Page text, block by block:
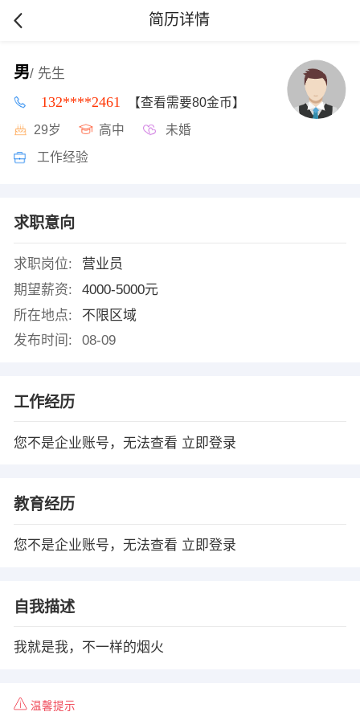
简历详情
男/ 先生
132****2461 【查看需要80金币】
29岁 高中 未婚
工作经验
求职意向
求职岗位:
营业员
期望薪资:
4000-5000元
所在地点:
不限区域
发布时间:
08-09
工作经历
您不是企业账号，无法查看 立即登录
教育经历
您不是企业账号，无法查看 立即登录
自我描述
我就是我，不一样的烟火
温馨提示